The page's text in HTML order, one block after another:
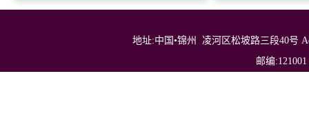
地址:中国•锦州 凌河区松坡路三段40号
邮编:121001